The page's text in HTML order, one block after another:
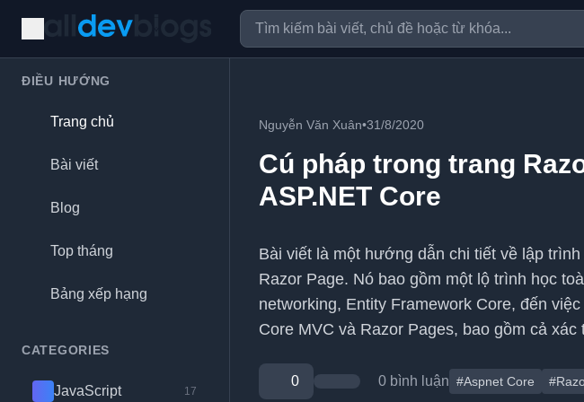
ĐIỀU HƯỚNG
Trang chủ
Bài viết
Blog
Top tháng
Bảng xếp hạng
CATEGORIES
JavaScript 17
Nguyễn Văn Xuân•31/8/2020
Cú pháp trong trang
ASP.NET Core
Bài viết là một hướng dẫn chi tiết về lập
Razor Page. Nó bao gồm một lộ trình học
networking, Entity Framework Core, đến
Core MVC và Razor Pages, bao gồm cả
0 0 bình luận #Aspnet Core